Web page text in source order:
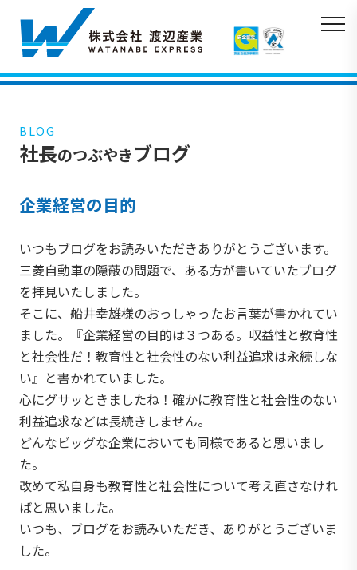
BLOG
社長のつぶやきブログ
企業経営の目的
いつもブログをお読みいただきありがとうございます。
三菱自動車の隠蔽の問題で、ある方が書いていたブログ
を拝見いたしました。
そこに、船井幸雄様のおっしゃったお言葉が書かれてい
ました。『企業経営の目的は３つある。収益性と教育性
と社会性だ！教育性と社会性のない利益追求は永続しな
い』と書かれていました。
心にグサッときましたね！確かに教育性と社会性のない
利益追求などは長続きしません。
どんなビッグな企業においても同様であると思いまし
た。
改めて私自身も教育性と社会性について考え直さなけれ
ばと思いました。
いつも、ブログをお読みいただき、ありがとうございま
した。